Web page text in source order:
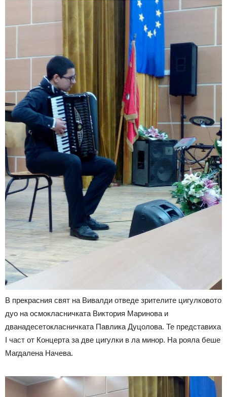
В прекрасния свят на Вивалди отведе зрителите цигулковото
дуо на осмокласничката Виктория Маринова и
дванадесетокласничката Павлика Дуцолова. Те представиха
I част от Концерта за две цигулки в ла минор. На рояла беше
Магдалена Начева.